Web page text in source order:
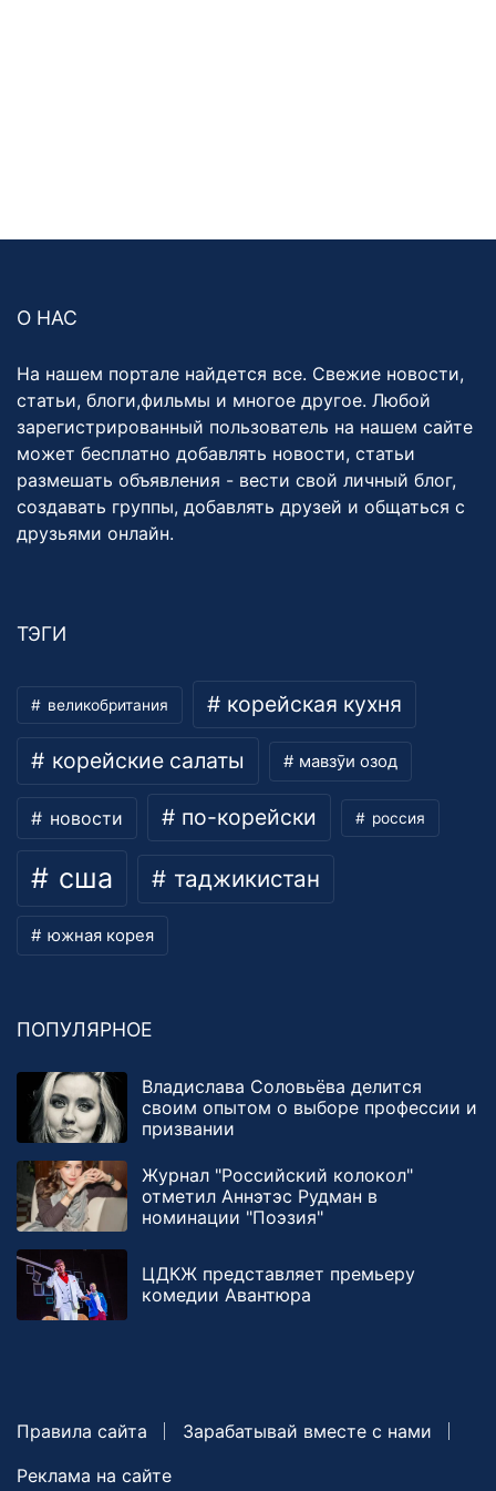
О НАС
На нашем портале найдется все. Свежие новости,
статьи, блоги,фильмы и многое другое. Любой
зарегистрированный пользователь на нашем сайте
может бесплатно добавлять новости, статьи
размешать объявления - вести свой личный блог,
создавать группы, добавлять друзей и общаться с
друзьями онлайн.
ТЭГИ
великобритания корейская кухня
корейские салаты мавзӯи озод
новости по-корейски россия
сша таджикистан
южная корея
ПОПУЛЯРНОЕ
Владислава Соловьёва делится
своим опытом о выборе профессии и
призвании
Журнал "Российский колокол"
отметил Аннэтэс Рудман в
номинации "Поэзия"
ЦДКЖ представляет премьеру
комедии Авантюра
Правила сайта
Зарабатывай вместе с нами
Реклама на сайте